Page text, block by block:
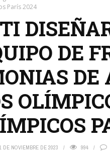
París 2024
DE
DE
DE NOVIEMBRE DE 2023 994